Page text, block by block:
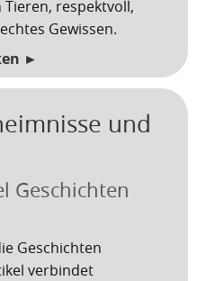
la Cruz
La Laguna
la Rambla
de Abona
de Tenerife
del Teide
1846
Exil
Teneriffa
von Güímar
respektvoll,
Gewissen.
►
und
Geschichten
Geschichten
verbindet